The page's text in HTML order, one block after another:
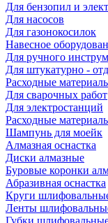
Для бензопил и
Для насосов
Для газонокосилок
Навесное
Для ручного
Для штукатурно -
Расходные
Для сварочных работ
Для электростанций
Расходные
Шампунь для моейк
Алмазная оснастка
Диски алмазные
Буровые коронки
Абразивная оснастка
Круги
Ленты
Губки